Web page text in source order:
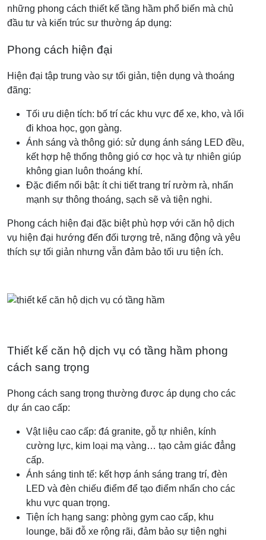
những phong cách thiết kế tầng hầm phổ biến mà chủ
đầu tư và kiến trúc sư thường áp dụng:
Phong cách hiện đại
Hiện đại tập trung vào sự tối giản, tiện dụng và thoáng
đãng:
Tối ưu diện tích: bố trí các khu vực để xe, kho, và lối
đi khoa học, gọn gàng.
Ánh sáng và thông gió: sử dụng ánh sáng LED đều,
kết hợp hệ thống thông gió cơ học và tự nhiên giúp
không gian luôn thoáng khí.
Đặc điểm nổi bật: ít chi tiết trang trí rườm rà, nhấn
mạnh sự thông thoáng, sạch sẽ và tiện nghi.
Phong cách hiện đại đặc biệt phù hợp với căn hộ dịch
vụ hiện đại hướng đến đối tượng trẻ, năng động và yêu
thích sự tối giản nhưng vẫn đảm bảo tối ưu tiện ích.
Thiết kế căn hộ dịch vụ có tầng hầm phong
cách sang trọng
Phong cách sang trọng thường được áp dụng cho các
dự án cao cấp:
Vật liệu cao cấp: đá granite, gỗ tự nhiên, kính
cường lực, kim loại mạ vàng… tạo cảm giác đẳng
cấp.
Ánh sáng tinh tế: kết hợp ánh sáng trang trí, đèn
LED và đèn chiếu điểm để tạo điểm nhấn cho các
khu vực quan trọng.
Tiện ích hạng sang: phòng gym cao cấp, khu
lounge, bãi đỗ xe rộng rãi, đảm bảo sự tiện nghi